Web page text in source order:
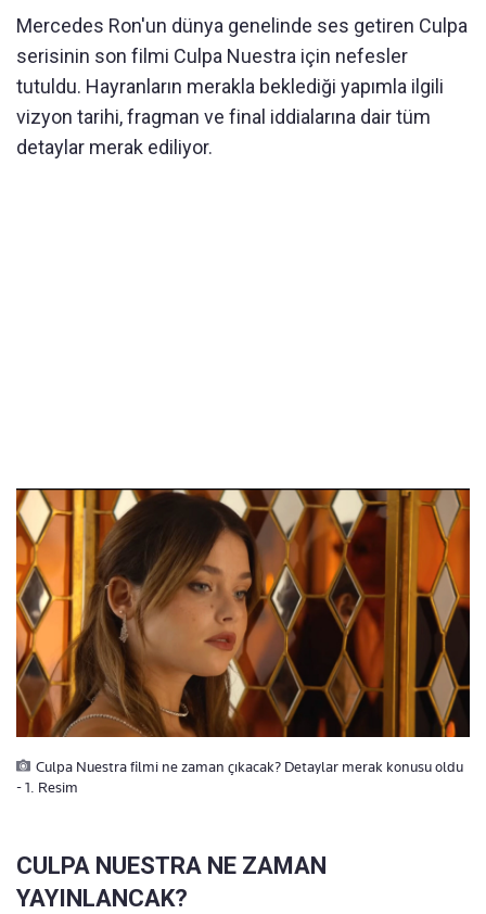
Mercedes Ron'un dünya genelinde ses getiren Culpa
serisinin son filmi Culpa Nuestra için nefesler
tutuldu. Hayranların merakla beklediği yapımla ilgili
vizyon tarihi, fragman ve final iddialarına dair tüm
detaylar merak ediliyor.
Culpa Nuestra filmi ne zaman çıkacak? Detaylar merak konusu oldu
- 1. Resim
CULPA NUESTRA NE ZAMAN
YAYINLANCAK?